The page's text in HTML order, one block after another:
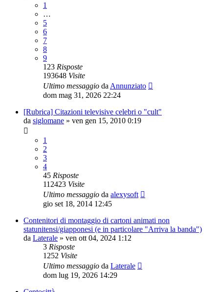
1
…
5
6
7
8
9
123 Risposte
193648 Visite
Ultimo messaggio da Annunziato
dom mag 31, 2026 22:24
[Rubrica] Citazioni televisive celebri o "cult"
da siglomane » ven gen 15, 2010 0:19
1
2
3
4
45 Risposte
112423 Visite
Ultimo messaggio da alexysoft
gio set 18, 2014 12:45
Contenitori di montaggio di cartoni animati non
statunitensi/giapponesi (e in particolare "Arriva la banda")
da Laterale » ven ott 04, 2024 1:12
3 Risposte
1252 Visite
Ultimo messaggio da Laterale
dom lug 19, 2026 14:29